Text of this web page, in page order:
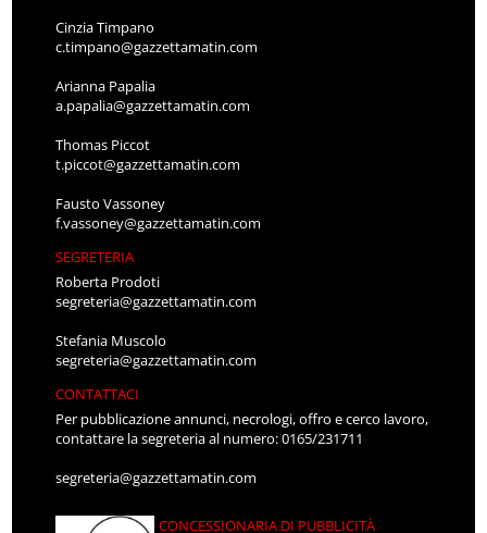
Cinzia Timpano
c.timpano@gazzettamatin.com
Arianna Papalia
a.papalia@gazzettamatin.com
Thomas Piccot
t.piccot@gazzettamatin.com
Fausto Vassoney
f.vassoney@gazzettamatin.com
SEGRETERIA
Roberta Prodoti
segreteria@gazzettamatin.com
Stefania Muscolo
segreteria@gazzettamatin.com
CONTATTACI
Per pubblicazione annunci, necrologi, offro e cerco lavoro,
contattare la segreteria al numero: 0165/231711
segreteria@gazzettamatin.com
CONCESSIONARIA DI PUBBLICITÀ